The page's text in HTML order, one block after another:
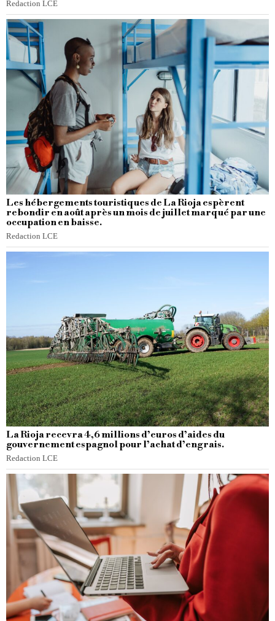
Redaction LCE
Les hébergements touristiques de La Rioja espèrent
rebondir en août après un mois de juillet marqué par une
occupation en baisse.
Redaction LCE
La Rioja recevra 4,6 millions d’euros d’aides du
gouvernement espagnol pour l’achat d’engrais.
Redaction LCE